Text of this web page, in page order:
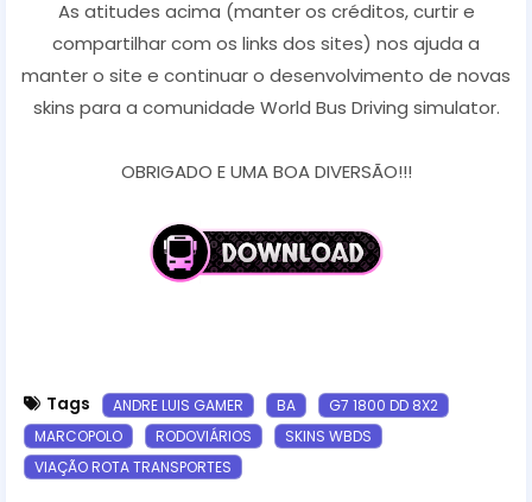
As atitudes acima (manter os créditos, curtir e
compartilhar com os links dos sites) nos ajuda a
manter o site e continuar o desenvolvimento de novas
skins para a comunidade World Bus Driving simulator.
OBRIGADO E UMA BOA DIVERSÃO!!!
Tags ANDRE LUIS GAMER BA
G7 1800 DD 8X2
MARCOPOLO
RODOVIÁRIOS
SKINS WBDS
VIAÇÃO ROTA TRANSPORTES